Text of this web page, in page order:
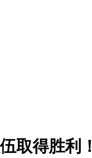
取得胜利